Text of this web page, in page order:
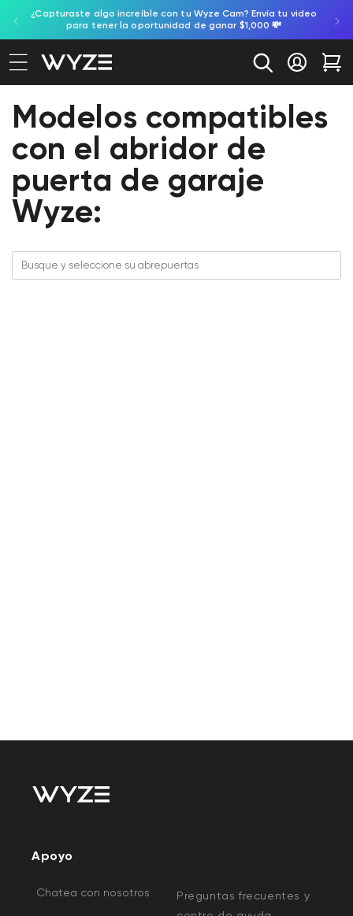
al contenido
de accesibilidad
¿Capturaste algo increíble con tu Wyze Cam? Envía tu video
para tener la oportunidad de ganar $1,000 💸
Iniciar
Modelos compatibles
con el abridor de
puerta de garaje
Wyze:
Apoyo
Chatea con nosotros
Preguntas frecuentes y